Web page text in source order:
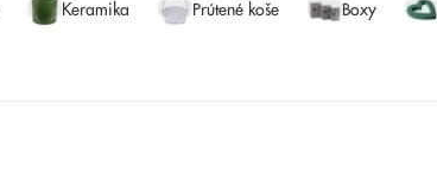
Keramika Prútené koše Boxy